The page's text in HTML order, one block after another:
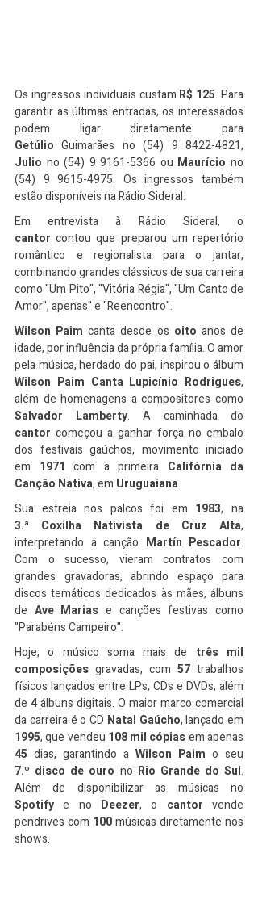
Os ingressos individuais custam R$ 125. Para
garantir as últimas entradas, os interessados
Getúlio
Julio no (54) 9 9161-5366 ou Maurício no
(54) 9 9615-4975. Os ingressos também
estão disponíveis na Rádio Sideral.
cantor contou que preparou um repertório
romântico e regionalista para o jantar,
combinando grandes clássicos de sua carreira
como "Um Pito", "VitóriaRégia", "Um Canto de
Amor", apenas" e "Reencontro".
Wilson Paim canta desde os oito anos de
idade, por influência da própria família. O amor
Wilson Paim Canta Lupicínio Rodrigues,
Salvador Lamberty
cantor começou a ganhar força no embalo
dos festivais gaúchos, movimento iniciado
em 1971 com a primeira Califórnia da
Canção Nativa, em Uruguaiana.
Sua estreia nos palcos foi em 1983
3.ª
Coxilha Nativista de Cruz Alta,
interpretando a canção Martín Pescador.
Com o sucesso, vieram contratos com
grandes gravadoras, abrindo espaço para
discos temáticos dedicados às mães, álbuns
de Ave Marias e canções festivas como
"ParabénsCampeiro".
Hoje, o músico soma mais de três mil
composições gravadas, com 57 trabalhos
físicos lançados entre LPs, CDs e DVDs, além
de 4 álbuns digitais. O maior marco comercial
da carreira é o CD Natal Gaúcho
1995, que vendeu 108 mil cópias
45 dias, garantindo a Wilson Paim
7.º disco de ouro no Rio Grande do Sul.
Spotify e no Deezer, o cantor vende
pendrives com 100 músicas diretamente nos
shows.